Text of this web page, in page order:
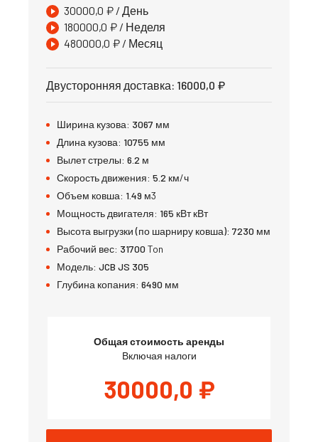
30000,0 ₽ / День
180000,0 ₽ / Неделя
480000,0 ₽ / Месяц
Двусторонняя доставка: 16000,0 ₽
Ширина кузова: 3067 мм
Длина кузова: 10755 мм
Вылет стрелы: 6.2 м
Скорость движения: 5.2 км/ч
Объем ковша: 1.49 м3
Мощность двигателя: 165 кВт кВт
Высота выгрузки (по шарниру ковша): 7230 мм
Рабочий вес: 31700 Ton
Модель: JCB JS 305
Глубина копания: 6490 мм
Общая стоимость аренды
Включая налоги
30000,0 ₽